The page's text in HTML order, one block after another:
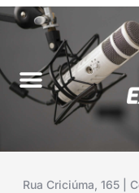
Rua Criciúma, 165 |